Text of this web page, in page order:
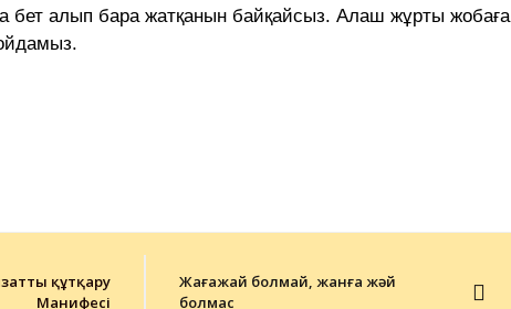
бет алып бара жатқанын байқайсыз. Алаш жұрты жобаға
құтқару
Манифесі
Жағажай болмай, жанға жәй
болмас